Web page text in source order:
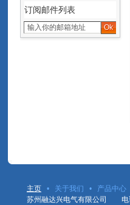
订阅邮件列表
主页 • 关于我们 • 产品中心
苏州融达兴电气有限公司